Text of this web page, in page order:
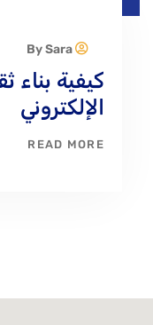
Sara
كيفية بناء
الإلكتروني
READ MORE